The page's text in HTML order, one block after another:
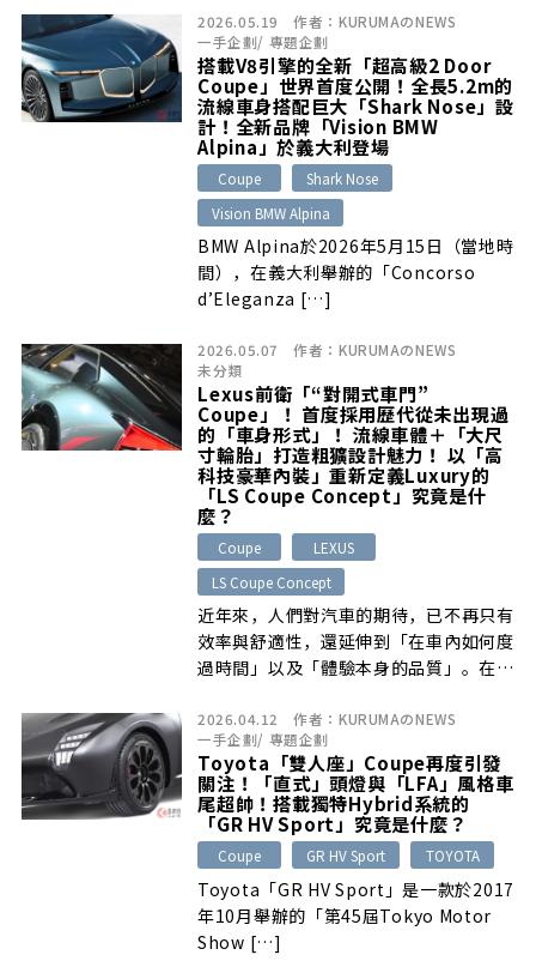
2026.05.19 作者： KURUMAのNEWS
一手企劃/ 專題企劃
搭載V8引擎的全新「超高級2 Door
Coupe」世界首度公開！全長5.2m的
流線車身搭配巨大「Shark Nose」設
計！全新品牌「Vision BMW
Alpina」於義大利登場
Coupe
Shark Nose
Vision BMW Alpina
BMW Alpina於2026年5月15日（當地時
間），在義大利舉辦的「Concorso
d’Eleganza […]
2026.05.07 作者： KURUMAのNEWS
未分類
Lexus前衛「“對開式車門”
Coupe」！ 首度採用歷代從未出現過
的「車身形式」！ 流線車體＋「大尺
寸輪胎」打造粗獷設計魅力！ 以「高
科技豪華內裝」重新定義Luxury的
「LS Coupe Concept」究竟是什
麼？
Coupe
LEXUS
LS Coupe Concept
近年來，人們對汽車的期待，已不再只有
效率與舒適性，還延伸到「在車內如何度
過時間」以及「體驗本身的品質」。在這
2026.04.12 作者： KURUMAのNEWS
一手企劃/ 專題企劃
Toyota「雙人座」Coupe再度引發
關注！「直式」頭燈與「LFA」風格車
尾超帥！搭載獨特Hybrid系統的
「GR HV Sport」究竟是什麼？
Coupe GR HV Sport TOYOTA
Toyota「GR HV Sport」是一款於2017
年10月舉辦的「第45屆Tokyo Motor
Show […]